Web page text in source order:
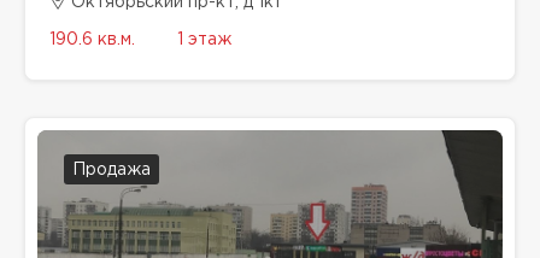
190.6 кв.м. 1 этаж
Продажа